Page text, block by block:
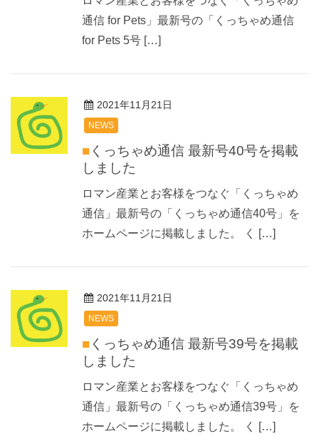
通信 for Pets」最新号の「くっちゃめ通信
for Pets 5号 […]
2021年11月21日
NEWS
■くっちゃめ通信 最新号40号を掲載
しました
ロマン産業とお客様をつなぐ「くっちゃめ
通信」最新号の「くっちゃめ通信40号」を
ホームページに掲載しました。 く […]
2021年11月21日
NEWS
■くっちゃめ通信 最新号39号を掲載
しました
ロマン産業とお客様をつなぐ「くっちゃめ
通信」最新号の「くっちゃめ通信39号」を
ホームページに掲載しました。 く […]